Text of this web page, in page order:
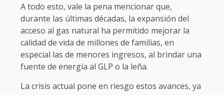
A todo esto, vale la pena mencionar que,
durante las últimas décadas, la expansión del
acceso al gas natural ha permitido mejorar la
calidad de vida de millones de familias, en
especial las de menores ingresos, al brindar una
fuente de energía al GLP o la leña.
La crisis actual pone en riesgo estos avances, ya